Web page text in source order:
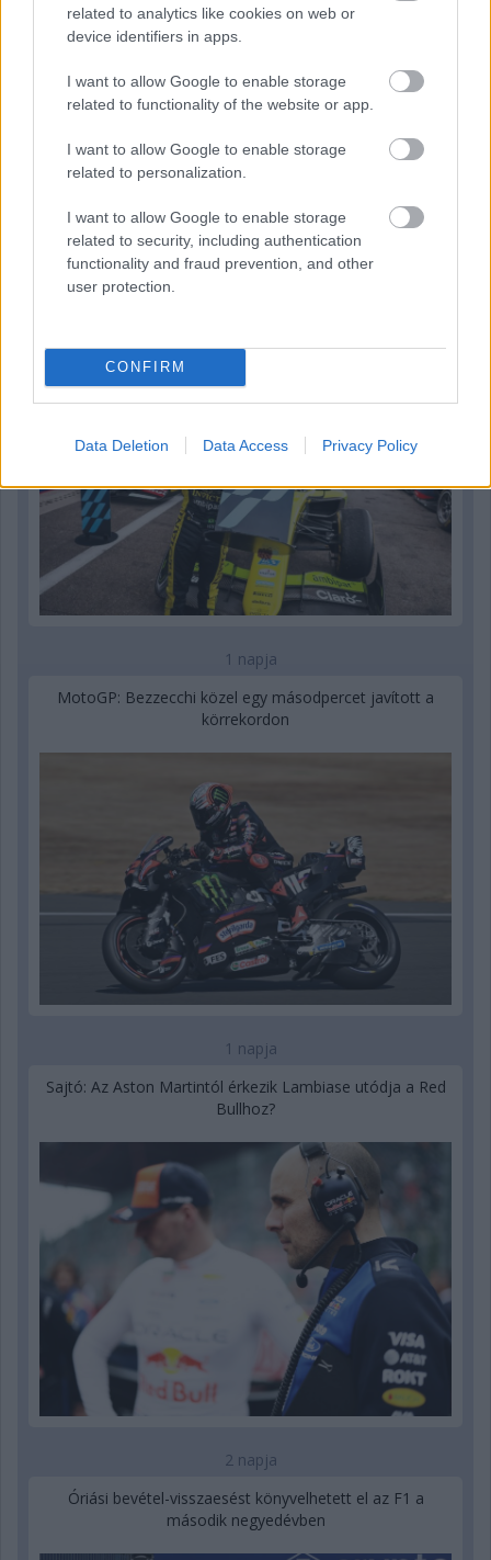
related to analytics like cookies on web or
device identifiers in apps.
I want to allow Google to enable storage
related to functionality of the website or app.
I want to allow Google to enable storage
related to personalization.
I want to allow Google to enable storage
related to security, including authentication
functionality and fraud prevention, and other
user protection.
CONFIRM
Data Deletion Data Access Privacy Policy
1 napja
„Jó látni, hogy közel az álom” – Camara az F1-es
1 napja
MotoGP: Bezzecchi közel egy másodpercet javított a
körrekordon
1 napja
Sajtó: Az Aston Martintól érkezik Lambiase utódja a Red
Bullhoz?
2 napja
Óriási bevétel-visszaesést könyvelhetett el az F1 a
második negyedévben